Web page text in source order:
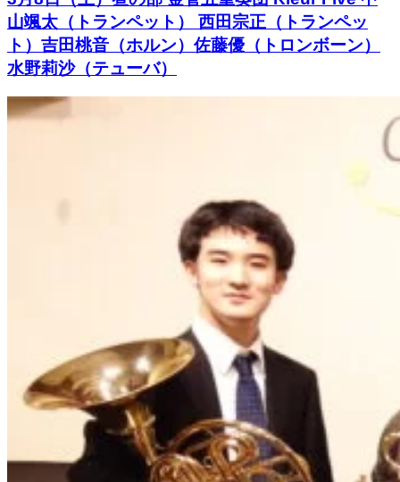
山颯太（トランペット） 西田宗正（トランペッ
ト）吉田桃音（ホルン）佐藤優（トロンボーン）
水野莉沙（テューバ）